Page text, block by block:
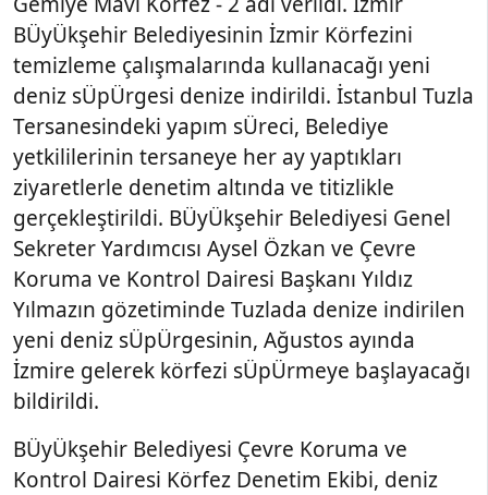
BÜyÜkşehir Belediyesinin İzmir Körfezini
temizleme çalışmalarında kullanacağı yeni
deniz sÜpÜrgesi denize indirildi. İstanbul Tuzla
Tersanesindeki yapım sÜreci, Belediye
yetkililerinin tersaneye her ay yaptıkları
ziyaretlerle denetim altında ve titizlikle
gerçekleştirildi. BÜyÜkşehir Belediyesi Genel
Sekreter Yardımcısı Aysel Özkan ve Çevre
Koruma ve Kontrol Dairesi Başkanı Yıldız
Yılmazın gözetiminde Tuzlada denize indirilen
yeni deniz sÜpÜrgesinin, Ağustos ayında
İzmire gelerek körfezi sÜpÜrmeye başlayacağı
bildirildi.
BÜyÜkşehir Belediyesi Çevre Koruma ve
Kontrol Dairesi Körfez Denetim Ekibi, deniz